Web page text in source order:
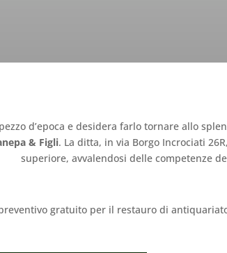
d’epoca e desidera farlo tornare allo
& Figli. La ditta, in via Borgo Incrociati
superiore, avvalendosi delle competenze
gratuito per il restauro di